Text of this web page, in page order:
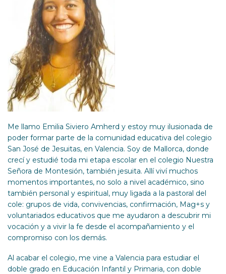
Me llamo Emilia Siviero Amherd y estoy muy ilusionada de
poder formar parte de la comunidad educativa del colegio
San José de Jesuitas, en Valencia. Soy de Mallorca, donde
crecí y estudié toda mi etapa escolar en el colegio Nuestra
Señora de Montesión, también jesuita. Allí viví muchos
momentos importantes, no solo a nivel académico, sino
también personal y espiritual, muy ligada a la pastoral del
cole: grupos de vida, convivencias, confirmación, Mag+s y
voluntariados educativos que me ayudaron a descubrir mi
vocación y a vivir la fe desde el acompañamiento y el
compromiso con los demás.
Al acabar el colegio, me vine a Valencia para estudiar el
doble grado en Educación Infantil y Primaria, con doble